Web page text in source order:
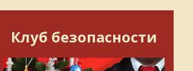
Клуб безопасности